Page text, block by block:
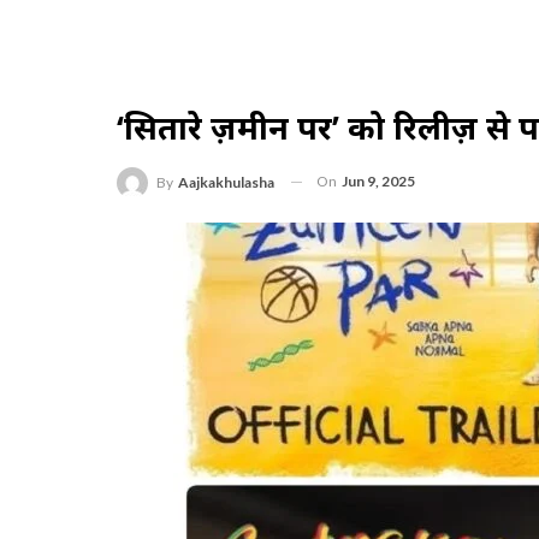
‘सितारे ज़मीन पर’ को रिलीज़ से
By Aajkakhulasha On Jun 9, 2025